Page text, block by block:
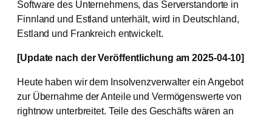
Software des Unternehmens, das Serverstandorte in
Finnland und Estland unterhält, wird in Deutschland,
Estland und Frankreich entwickelt.
[Update nach der Veröffentlichung am 2025-04-10]
Heute haben wir dem Insolvenzverwalter ein Angebot
zur Übernahme der Anteile und Vermögenswerte von
rightnow unterbreitet. Teile des Geschäfts wären an